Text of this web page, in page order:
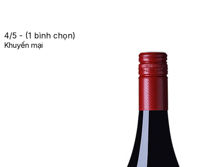
4/5 - (1 bình chọn)
Khuyến mại